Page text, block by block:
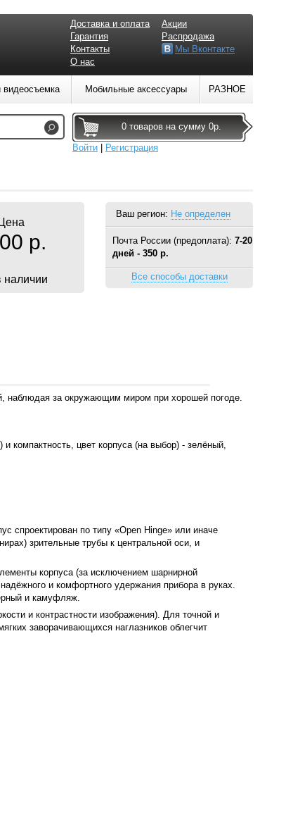
Ваш регион: Не определен
Почта России (предоплата): 7-20
дней - 350 р.
Все способы доставки
Цена
р.
наличии
наблюдая за окружающим миром при хорошей погоде.
компактность, цвет корпуса (на выбор) - зелёный,
спроектирован по типу «Open Hinge» или иначе
зрительные трубы к центральной оси, и
корпуса (за исключением шарнирной
и комфортного удержания прибора в руках.
и камуфляж.
и контрастности изображения). Для точной и
заворачивающихся наглазников облегчит
Доставка и оплата
Гарантия
Контакты
О нас
Акции
Распродажа
Мы Вконтакте
видеосъемка Мобильные аксессуары РАЗНОЕ
0 товаров на сумму 0р.
Войти
Регистрация